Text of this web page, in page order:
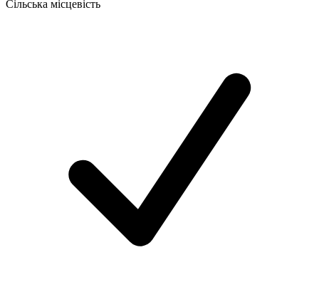
Сільська місцевість